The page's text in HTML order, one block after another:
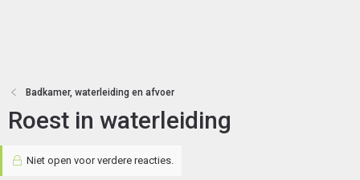
Badkamer, waterleiding en afvoer
Roest in waterleiding
Niet open voor verdere reacties.